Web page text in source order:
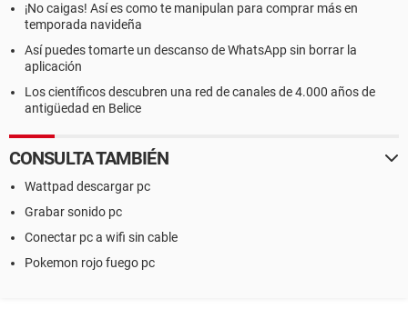
¡No caigas! Así es como te manipulan para comprar más en
temporada navideña
Así puedes tomarte un descanso de WhatsApp sin borrar la
aplicación
Los científicos descubren una red de canales de 4.000 años de
antigüedad en Belice
CONSULTA TAMBIÉN
Wattpad descargar pc
Grabar sonido pc
Conectar pc a wifi sin cable
Pokemon rojo fuego pc